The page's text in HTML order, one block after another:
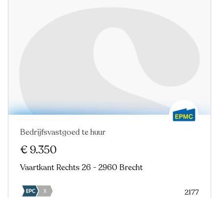
Bedrijfsvastgoed te huur
€ 9.350
Vaartkant Rechts 26 - 2960 Brecht
2177